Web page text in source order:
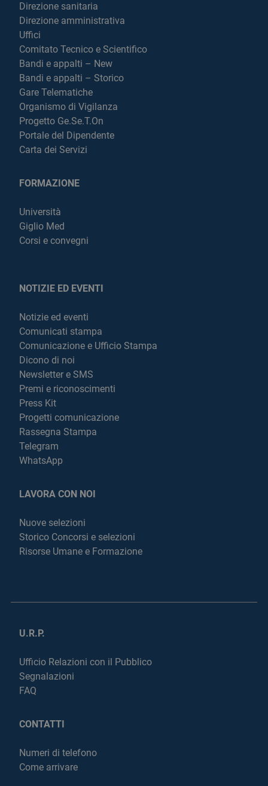
Direzione sanitaria
Direzione amministrativa
Uffici
Comitato Tecnico e Scientifico
Bandi e appalti – New
Bandi e appalti – Storico
Gare Telematiche
Organismo di Vigilanza
Progetto Ge.Se.T.On
Portale del Dipendente
Carta dei Servizi
FORMAZIONE
Università
Giglio Med
Corsi e convegni
NOTIZIE ED EVENTI
Notizie ed eventi
Comunicati stampa
Comunicazione e Ufficio Stampa
Dicono di noi
Newsletter e SMS
Premi e riconoscimenti
Press Kit
Progetti comunicazione
Rassegna Stampa
Telegram
WhatsApp
LAVORA CON NOI
Nuove selezioni
Storico Concorsi e selezioni
Risorse Umane e Formazione
U.R.P.
Ufficio Relazioni con il Pubblico
Segnalazioni
FAQ
CONTATTI
Numeri di telefono
Come arrivare